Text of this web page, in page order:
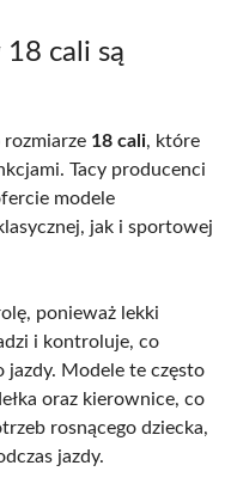
cali są
18 cali, które
Tacy producenci
modele
jak i sportowej
ponieważ lekki
i kontroluje, co
jazdy. Modele te często
oraz kierownice, co
rosnącego dziecka,
jazdy.